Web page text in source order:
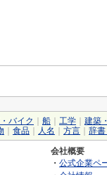
バイク 船 工学 建築
食品 人名 方言 辞書
会社概要
・ 公式企業ペ